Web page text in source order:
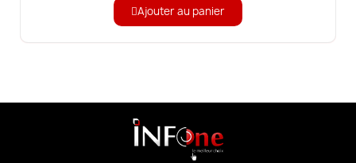
Ajouter au panier